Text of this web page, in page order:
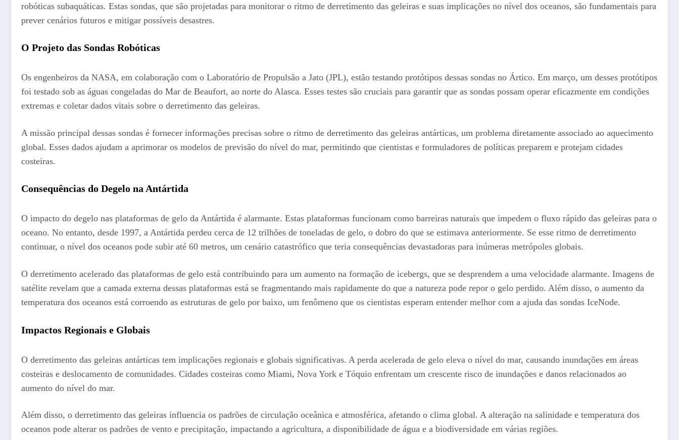
robóticas subaquáticas. Estas sondas, que são projetadas para monitorar o ritmo de derretimento das geleiras e suas implicações no nível dos oceanos, são fundamentais para
prever cenários futuros e mitigar possíveis desastres.
O Projeto das Sondas Robóticas
Os engenheiros da NASA, em colaboração com o Laboratório de Propulsão a Jato (JPL), estão testando protótipos dessas sondas no Ártico. Em março, um desses protótipos
foi testado sob as águas congeladas do Mar de Beaufort, ao norte do Alasca. Esses testes são cruciais para garantir que as sondas possam operar eficazmente em condições
extremas e coletar dados vitais sobre o derretimento das geleiras.
A missão principal dessas sondas é fornecer informações precisas sobre o ritmo de derretimento das geleiras antárticas, um problema diretamente associado ao aquecimento
global. Esses dados ajudam a aprimorar os modelos de previsão do nível do mar, permitindo que cientistas e formuladores de políticas preparem e protejam cidades
costeiras.
Consequências do Degelo na Antártida
O impacto do degelo nas plataformas de gelo da Antártida é alarmante. Estas plataformas funcionam como barreiras naturais que impedem o fluxo rápido das geleiras para o
oceano. No entanto, desde 1997, a Antártida perdeu cerca de 12 trilhões de toneladas de gelo, o dobro do que se estimava anteriormente. Se esse ritmo de derretimento
continuar, o nível dos oceanos pode subir até 60 metros, um cenário catastrófico que teria consequências devastadoras para inúmeras metrópoles globais.
O derretimento acelerado das plataformas de gelo está contribuindo para um aumento na formação de icebergs, que se desprendem a uma velocidade alarmante. Imagens de
satélite revelam que a camada externa dessas plataformas está se fragmentando mais rapidamente do que a natureza pode repor o gelo perdido. Além disso, o aumento da
temperatura dos oceanos está corroendo as estruturas de gelo por baixo, um fenômeno que os cientistas esperam entender melhor com a ajuda das sondas IceNode.
Impactos Regionais e Globais
O derretimento das geleiras antárticas tem implicações regionais e globais significativas. A perda acelerada de gelo eleva o nível do mar, causando inundações em áreas
costeiras e deslocamento de comunidades. Cidades costeiras como Miami, Nova York e Tóquio enfrentam um crescente risco de inundações e danos relacionados ao
aumento do nível do mar.
Além disso, o derretimento das geleiras influencia os padrões de circulação oceânica e atmosférica, afetando o clima global. A alteração na salinidade e temperatura dos
oceanos pode alterar os padrões de vento e precipitação, impactando a agricultura, a disponibilidade de água e a biodiversidade em várias regiões.